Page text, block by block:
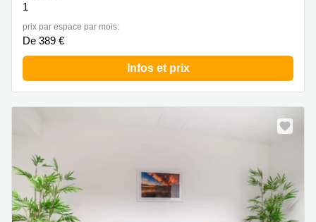
1
prix par espace par mois:
De 389 €
Infos et prix